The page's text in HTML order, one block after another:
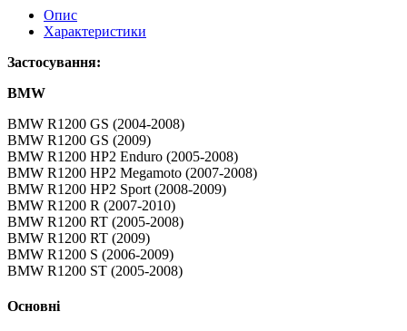
Опис
Характеристики
Застосування:
BMW
BMW R1200 GS (2004-2008)
BMW R1200 GS (2009)
BMW R1200 HP2 Enduro (2005-2008)
BMW R1200 HP2 Megamoto (2007-2008)
BMW R1200 HP2 Sport (2008-2009)
BMW R1200 R (2007-2010)
BMW R1200 RT (2005-2008)
BMW R1200 RT (2009)
BMW R1200 S (2006-2009)
BMW R1200 ST (2005-2008)
Основні